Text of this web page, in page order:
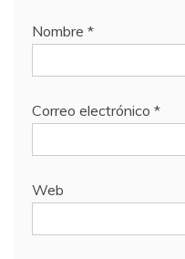
Nombre *
Correo electrónico *
Web